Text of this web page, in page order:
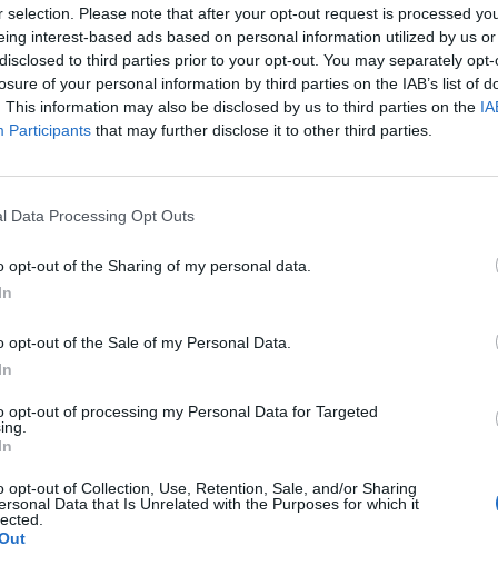
selection. Please note that after your opt-out request is processed
interest-based ads based on personal information utilized by us
to third parties prior to your opt-out. You may separately
of your personal information by third parties on the IAB’s list of
This information may also be disclosed by us to third parties on the
Participants that may further disclose it to other third parties.
Data Processing Opt Outs
opt-out of the Sharing of my personal data.
opt-out of the Sale of my Personal Data.
opt-out of processing my Personal Data for Targeted
opt-out of Collection, Use, Retention, Sale, and/or Sharing
Data that Is Unrelated with the Purposes for which it
įstatymo pataisomis siekiama paskatinti skolininkus
ir greičiau atsiskaityti su vaikais, nukentėjusiais